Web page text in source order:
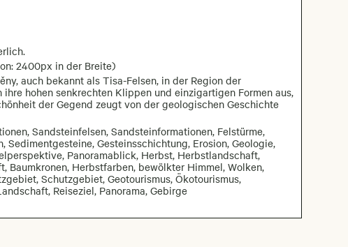
2400px in der Breite)
auch bekannt als Tisa-Felsen, in der Region der
hohen senkrechten Klippen und einzigartigen Formen aus,
der Gegend zeugt von der geologischen Geschichte
Sandsteinfelsen, Sandsteinformationen, Felstürme,
Gesteinsschichtung, Erosion, Geologie,
Panoramablick, Herbst, Herbstlandschaft,
Baumkronen, Herbstfarben, bewölkter Himmel, Wolken,
Schutzgebiet, Geotourismus, Ökotourismus,
Reiseziel, Panorama, Gebirge